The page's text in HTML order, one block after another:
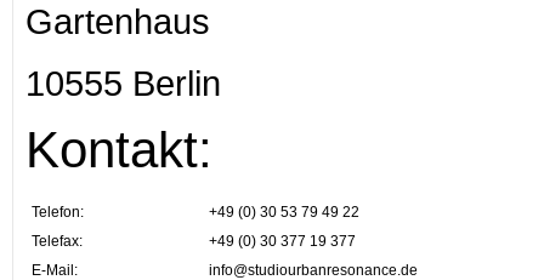
Gartenhaus
10555 Berlin
Kontakt:
Telefon:
+49 (0) 30 53 79 49 22
Telefax:
+49 (0) 30 377 19 377
E-Mail:
info@studiourbanresonance.de